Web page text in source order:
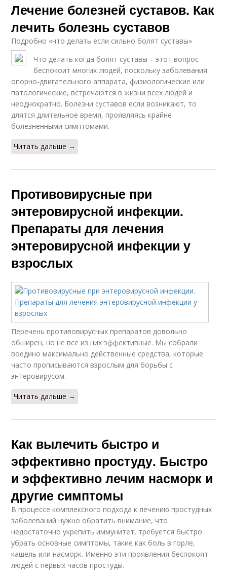
Лечение болезней суставов. Как
лечить болезнь суставов
Подробно «что делать если сильно болят суставы»
Что делать когда болят суставы – этот вопрос
беспокоит многих людей, поскольку заболевания
опорно-двигательного аппарата, физиологические или
патологические, встречаются в жизни всех людей и
неоднократно. Болезни суставов если возникают, то
длятся длительное время, проявляясь крайне
болезненными симптомами.
Читать дальше →
Противовирусные при
энтеровирусной инфекции.
Препараты для лечения
энтеровирусной инфекции у
взрослых
Перечень противовирусных препаратов довольно
обширен, но не все из них эффективные. Мы собрали
воедино максимально действенные средства, которые
часто прописываются взрослым для борьбы с
энтеровирусом.
Читать дальше →
Как вылечить быстро и
эффективно простуду. Быстро
и эффективно лечим насморк и
другие симптомы
В процессе комплексного подхода к лечению простудных
заболеваний нужно обратить внимание, что
недостаточно укрепить иммунитет, требуется быстро
убрать основные симптомы, такие как боль в горле,
кашель или насморк. Именно эти проявления беспокоят
людей с первых часов простуды.